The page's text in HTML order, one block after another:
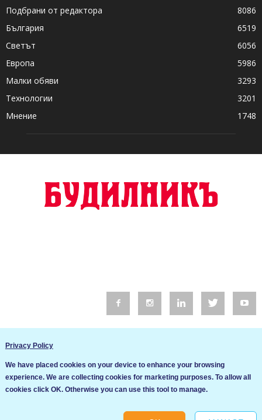
Подбрани от редактора
8086
България
6519
Светът
6056
Европа
5986
Малки обяви
3293
Технологии
3201
Мнение
1748
Общи условия
Privacy Policy
We have placed cookies on your device to enhance your browsing
experience. We are collecting cookies for marketing purposes. To allow all
cookies click OK. Otherwise you can use this tool to manage.
Ние използваме бисквитки за да подобрим услугите си. Ако
продължите да посещавате този сайт, ние приемаме, че се